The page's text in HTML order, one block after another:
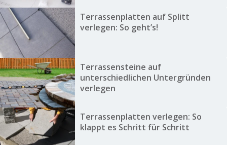
Terrassenplatten auf Splitt
verlegen: So geht’s!
Terrassensteine auf
unterschiedlichen Untergründen
verlegen
Terrassenplatten verlegen: So
klappt es Schritt für Schritt